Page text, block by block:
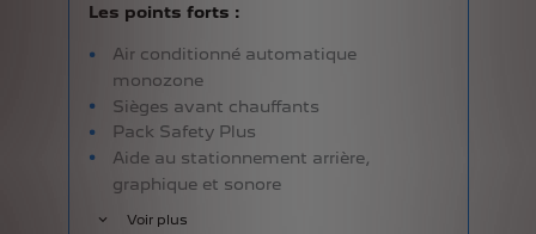
Les points forts :
Air conditionné automatique
monozone
Sièges avant chauffants
Pack Safety Plus
Aide au stationnement arrière,
graphique et sonore
Voir plus